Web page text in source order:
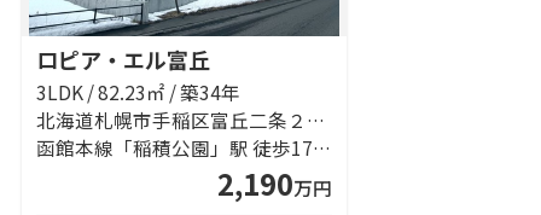
ロピア・エル富丘
3LDK / 82.23㎡ / 築34年
北海道札幌市手稲区富丘二条２丁目
函館本線「稲積公園」駅 徒歩17分
2,190万円